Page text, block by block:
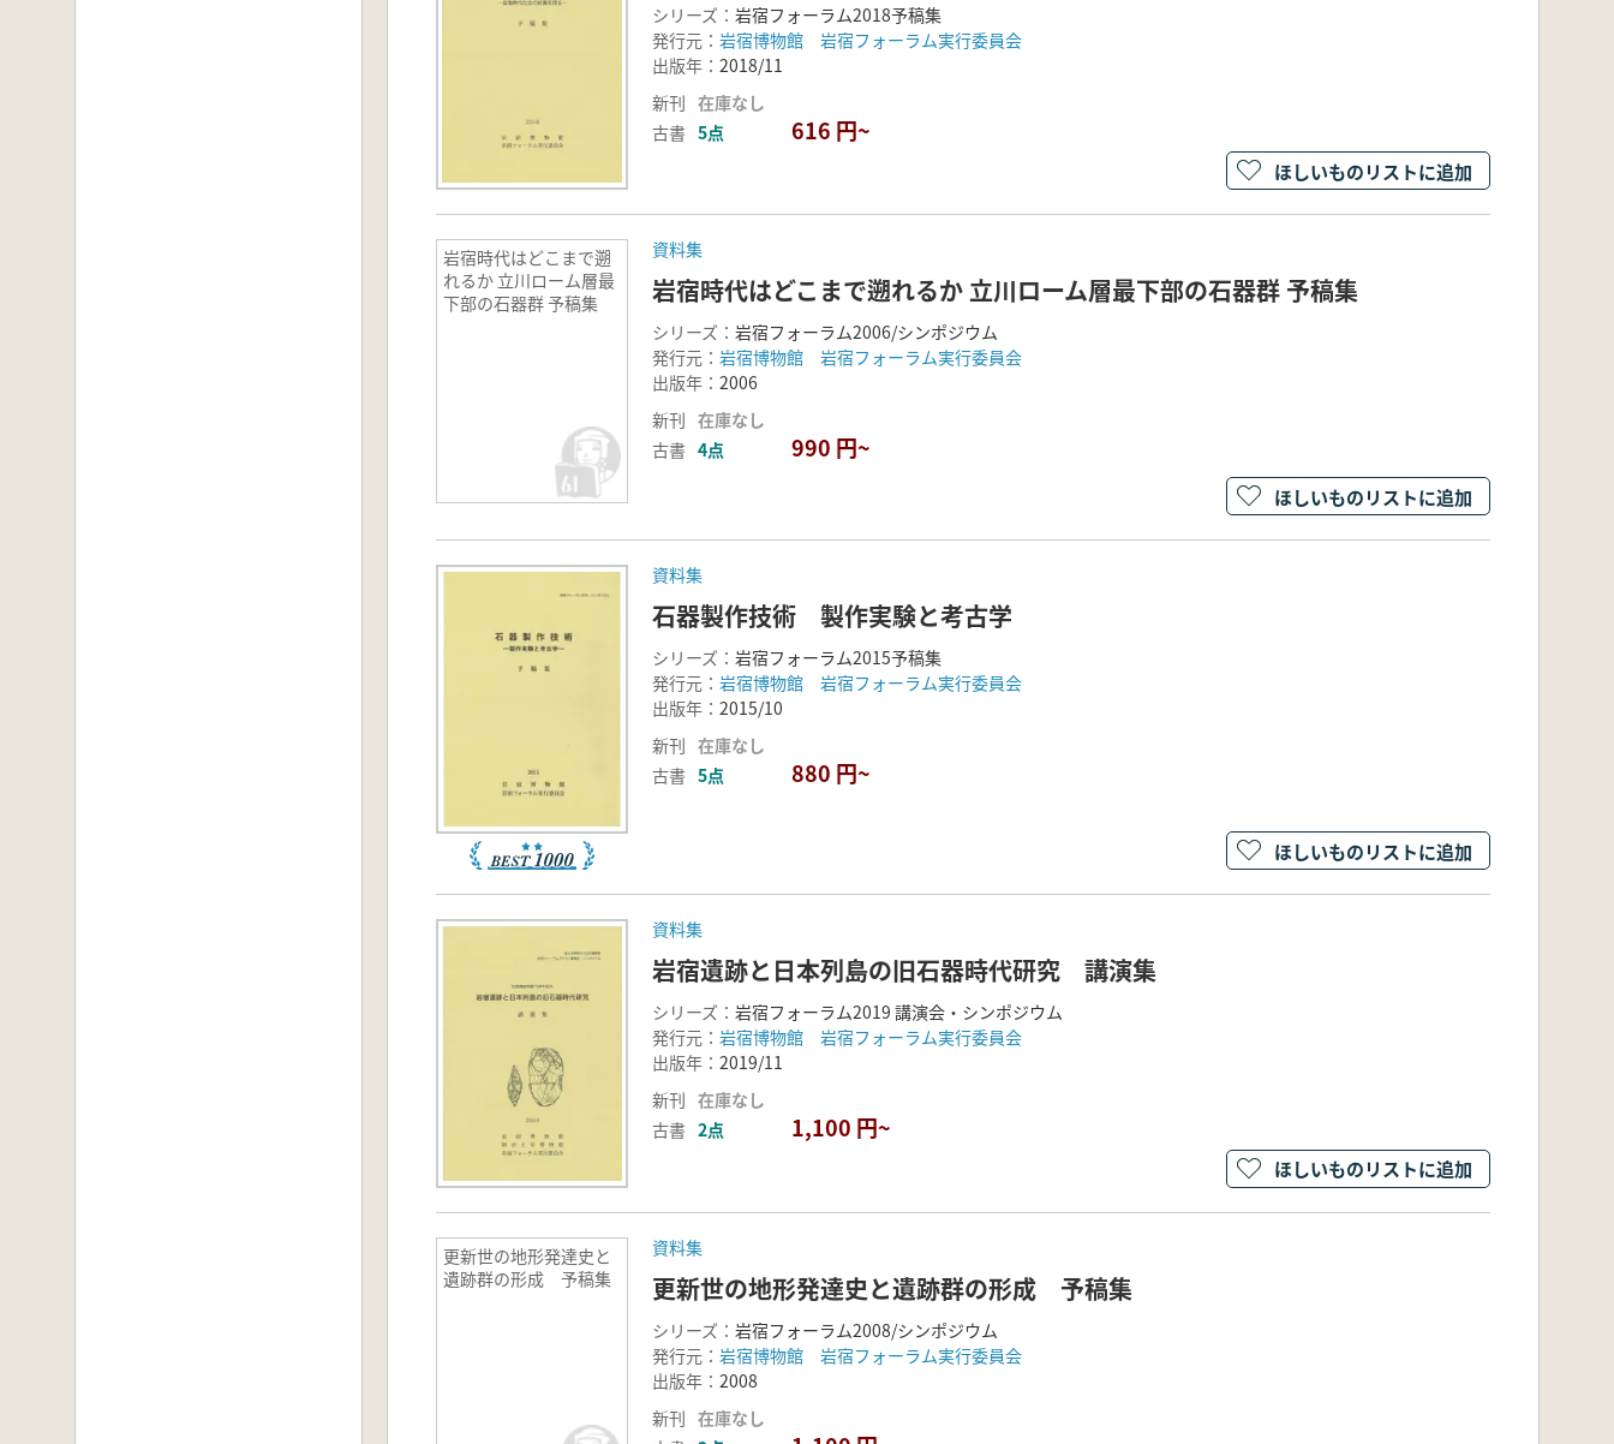
シリーズ： 岩宿フォーラム2018予稿集
発行元： 岩宿博物館 岩宿フォーラム実行委員会
出版年： 2018/11
新刊 在庫なし
古書 5点 616 円~
ほしいものリストに追加
岩宿時代はどこまで遡
れるか 立川ローム層最
下部の石器群 予稿集
資料集
岩宿時代はどこまで遡れるか 立川ローム層最下部の石器群 予稿集
シリーズ： 岩宿フォーラム2006/シンポジウム
発行元： 岩宿博物館 岩宿フォーラム実行委員会
出版年： 2006
新刊 在庫なし
古書 4点 990 円~
ほしいものリストに追加
資料集
石器製作技術 製作実験と考古学
シリーズ： 岩宿フォーラム2015予稿集
発行元： 岩宿博物館 岩宿フォーラム実行委員会
出版年： 2015/10
新刊 在庫なし
古書 5点 880 円~
ほしいものリストに追加
資料集
岩宿遺跡と日本列島の旧石器時代研究 講演集
シリーズ： 岩宿フォーラム2019 講演会・シンポジウム
発行元： 岩宿博物館 岩宿フォーラム実行委員会
出版年： 2019/11
新刊 在庫なし
古書 2点 1,100 円~
ほしいものリストに追加
更新世の地形発達史と
遺跡群の形成 予稿集
資料集
更新世の地形発達史と遺跡群の形成 予稿集
シリーズ： 岩宿フォーラム2008/シンポジウム
発行元： 岩宿博物館 岩宿フォーラム実行委員会
出版年： 2008
新刊 在庫なし